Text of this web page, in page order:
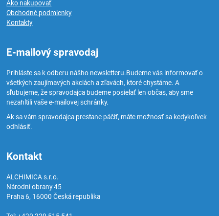
Ako nakupovať
Obchodné podmienky
Kontakty
E-mailový spravodaj
Prihláste sa k odberu nášho newsletteru.Budeme vás informovať o
všetkých zaujímavých akciách a zľavách, ktoré chystáme. A
sľubujeme, že spravodajca budeme posielať len občas, aby sme
nezahltili vaše e-mailovej schránky.
Ak sa vám spravodajca prestane páčiť, máte možnosť sa kedykoľvek
odhlásiť.
Kontakt
ALCHIMICA s.r.o.
Národní obrany 45
Praha 6, 16000Česká republika